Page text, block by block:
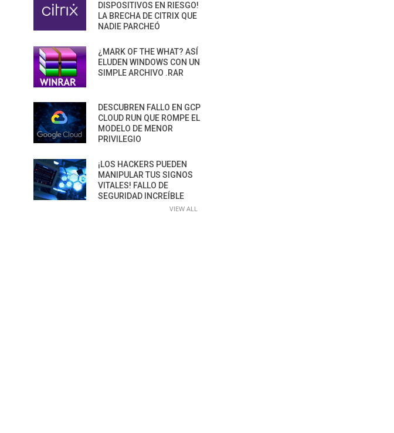
DISPOSITIVOS EN RIESGO!
LA BRECHA DE CITRIX QUE
NADIE PARCHEÓ
¿MARK OF THE WHAT? ASÍ
ELUDEN WINDOWS CON UN
SIMPLE ARCHIVO .RAR
DESCUBREN FALLO EN GCP
CLOUD RUN QUE ROMPE EL
MODELO DE MENOR
PRIVILEGIO
¡LOS HACKERS PUEDEN
MANIPULAR TUS SIGNOS
VITALES! FALLO DE
SEGURIDAD INCREÍBLE
VIEW ALL